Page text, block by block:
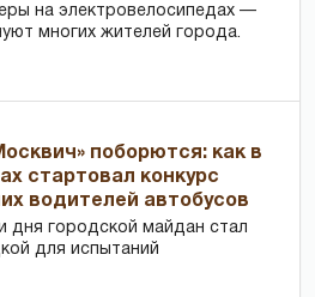
на электровелосипедах —
многих жителей города.
поборются: как в
стартовал конкурс
водителей автобусов
дня городской майдан стал
для испытаний